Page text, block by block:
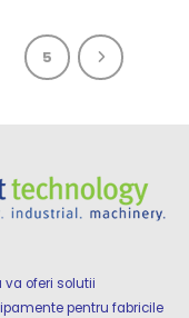
5
va oferi solutii
pentru fabricile